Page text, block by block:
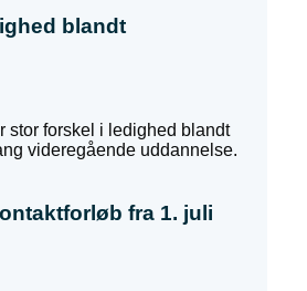
blandt
stor forskel i ledighed blandt
videregående uddannelse.
fra 1. juli